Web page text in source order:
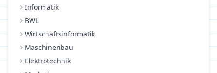
Informatik
BWL
Wirtschaftsinformatik
Maschinenbau
Elektrotechnik